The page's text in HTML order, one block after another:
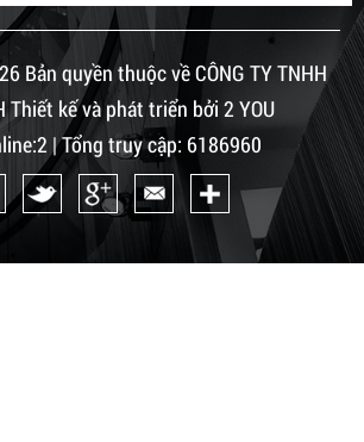
Bản quyền thuộc về CÔNG TY TNHH
Thiết kế và phát triển bởi 2 YOU
| Tổng truy cập: 6186960